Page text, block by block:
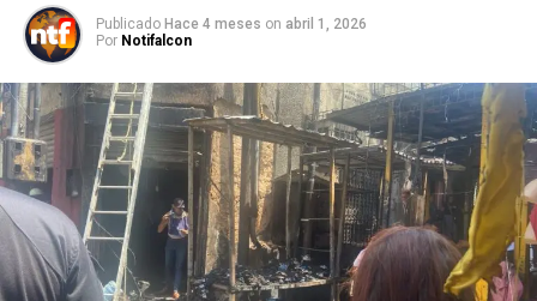
Publicado Hace 4 meses on abril 1, 2026
Por Notifalcon